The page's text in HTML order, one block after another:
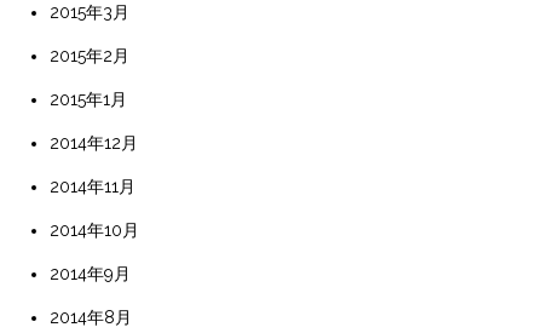
2015年3月
2015年2月
2015年1月
2014年12月
2014年11月
2014年10月
2014年9月
2014年8月